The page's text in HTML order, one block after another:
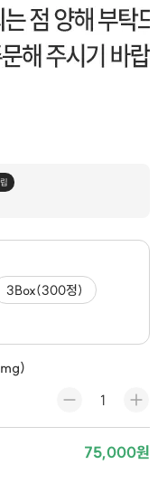
3Box(300정)
75,000원